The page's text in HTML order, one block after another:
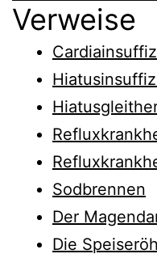
Verweise
Sodbrennen
Der
Die